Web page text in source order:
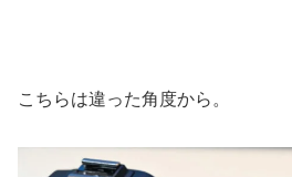
こちらは違った角度から。